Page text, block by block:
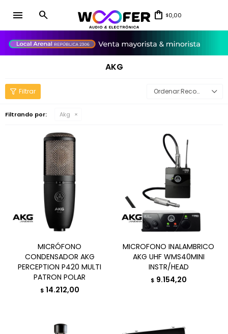
menu $0,00
AKG
Recomendados
Filtrando por: Akg
MICRÓFONO
CONDENSADOR AKG
PERCEPTION P420 MULTI
PATRON POLAR
$ 14.212,00
MICROFONO INALAMBRICO
AKG UHF WMS40MINI
INSTR/HEAD
$ 9.154,20
close